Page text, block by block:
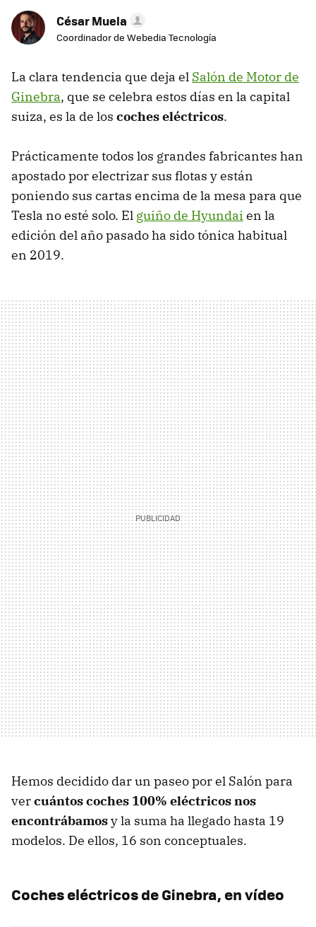
César Muela
Coordinador de Webedia Tecnología
La clara tendencia que deja el Salón de Motor de
Ginebra, que se celebra estos días en la capital
suiza, es la de los coches eléctricos.
Prácticamente todos los grandes fabricantes han
apostado por electrizar sus flotas y están
poniendo sus cartas encima de la mesa para que
Tesla no esté solo. El guiño de Hyundai en la
edición del año pasado ha sido tónica habitual
en 2019.
Hemos decidido dar un paseo por el Salón para
vercuántos coches 100% eléctricos nos
encontrábamosy la suma ha llegado hasta 19
modelos. De ellos, 16 son conceptuales.
Coches eléctricos de Ginebra, en vídeo